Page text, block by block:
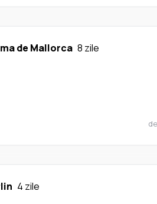
de Mallorca 8 zile
4 zile